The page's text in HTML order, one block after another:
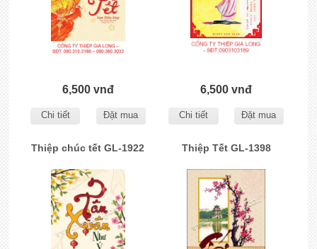
6,500 vnđ
Chi tiết Đặt mua
6,500 vnđ
Chi tiết Đặt mua
Thiệp chúc tết GL-1922 Thiệp Tết GL-1398